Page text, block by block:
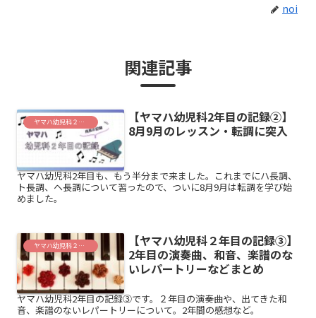
noi
関連記事
ヤマハ幼児科２年目
【ヤマハ幼児科2年目の記録②】
8月9月のレッスン・転調に突入
ヤマハ幼児科2年目も、もう半分まで来ました。これまでにハ長調、
ト長調、ヘ長調について習ったので、ついに8月9月は転調を学び始
めました。
ヤマハ幼児科２年目
【ヤマハ幼児科２年目の記録③】
2年目の演奏曲、和音、楽譜のな
いレパートリーなどまとめ
ヤマハ幼児科2年目の記録③です。２年目の演奏曲や、出てきた和
音、楽譜のないレパートリーについて。2年間の感想など。